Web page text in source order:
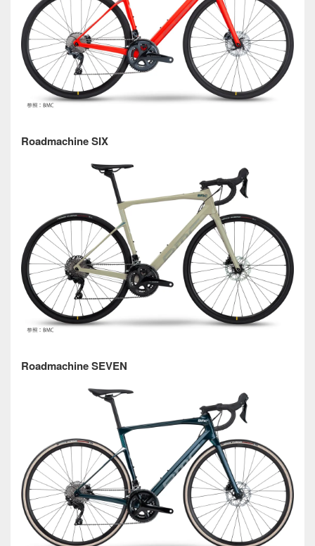
Roadmachine SIX
Roadmachine SEVEN